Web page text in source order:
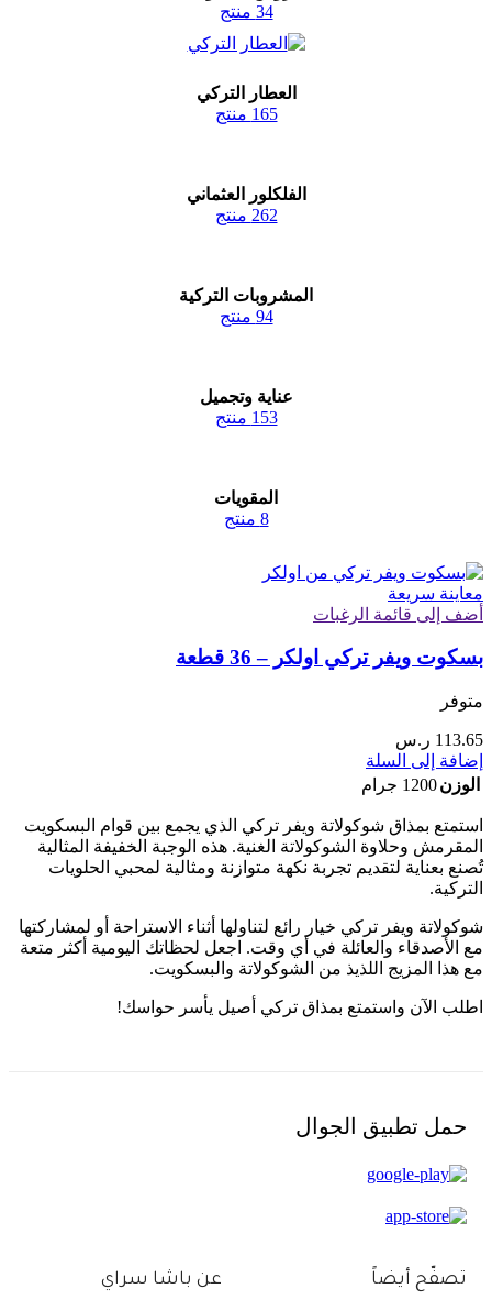
34 منتج
العطار التركي
165 منتج
الفلكلور العثماني
262 منتج
المشروبات التركية
94 منتج
عناية وتجميل
153 منتج
المقويات
8 منتج
معاينة سريعة
أضف إلى قائمة الرغبات
بسكوت ويفر تركي اولكر – 36 قطعة
متوفر
113.65 ر.س
إضافة إلى السلة
الوزن1200 جرام
استمتع بمذاق شوكولاتة ويفر تركي الذي يجمع بين قوام البسكويت
المقرمش وحلاوة الشوكولاتة الغنية. هذه الوجبة الخفيفة المثالية
تُصنع بعناية لتقديم تجربة نكهة متوازنة ومثالية لمحبي الحلويات
التركية.
شوكولاتة ويفر تركي خيار رائع لتناولها أثناء الاستراحة أو لمشاركتها
مع الأصدقاء والعائلة في أي وقت. اجعل لحظاتك اليومية أكثر متعة
مع هذا المزيج اللذيذ من الشوكولاتة والبسكويت.
اطلب الآن واستمتع بمذاق تركي أصيل يأسر حواسك!
حمل تطبيق الجوال
عن باشا سراي تصفّح أيضاً